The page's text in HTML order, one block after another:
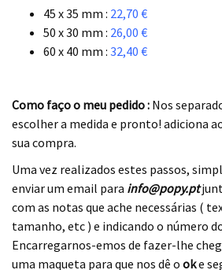
45 x 35 mm : 22,70 €
50 x 30 mm : 26,00 €
60 x 40 mm : 32,40 €
Como faço o meu pedido : Nos
escolher a medida e pronto! adiciona
sua compra.
Uma vez realizados estes passos,
enviar um email para info@popy.pt
com as notas que ache necessárias (
tamanho, etc ) e indicando o número
Encarregarnos-emos de fazer-lhe
uma maqueta para que nos dê o oke